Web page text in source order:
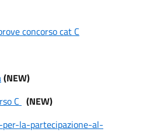
concorso cat C
(NEW)
C (NEW)
la-partecipazione-al-